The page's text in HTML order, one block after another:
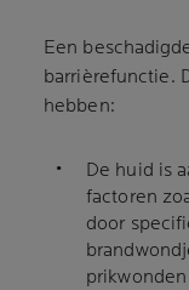
Een
barrièrefunctie.
hebben:
De huid is
factoren
door